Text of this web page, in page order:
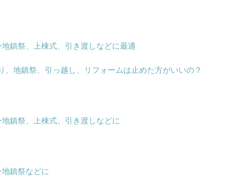
鎮祭、上棟式、引き渡しなどに最適
地鎮祭、引っ越し、リフォームは止めた方がいいの？
鎮祭、上棟式、引き渡しなどに
鎮祭などに